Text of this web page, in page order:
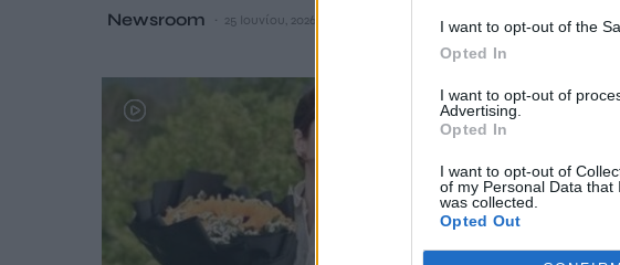
I want to opt-out of the
Opted In
I want to opt-out of
Advertising.
Opted In
I want to opt-out of
of my Personal Data that
was collected.
Opted Out
Newsroom 25 Ιουνίου, 2026